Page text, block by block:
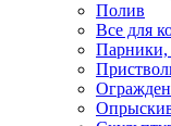
Полив
Все для
Парники,